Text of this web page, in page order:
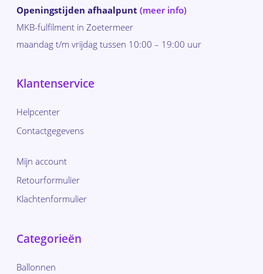
Openingstijden afhaalpunt (meer info)
MKB-fulfilment in Zoetermeer
maandag t/m vrijdag tussen 10:00 – 19:00 uur
Klantenservice
Helpcenter
Contactgegevens
Mijn account
Retourformulier
Klachtenformulier
Categorieën
Ballonnen